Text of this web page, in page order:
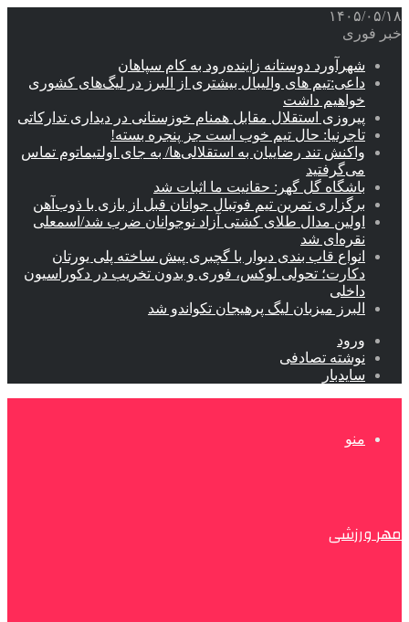
۱۴۰۵/۰۵/۱۸
خبر فوری
شهرآورد دوستانه زاینده‌رود به کام سپاهان
داعی:تیم های والیبال بیشتری از البرز در لیگ‌های کشوری
خواهیم داشت
پیروزی استقلال مقابل همنام خوزستانی در دیداری تدارکاتی
تاجرنیا: حال تیم خوب است جز پنجره بسته!
واکنش تند رضاییان به استقلالی‌ها/ به جای اولتیماتوم تماس
می‌گرفتید
باشگاه گل گهر: حقانیت ما اثبات شد
برگزاری تمرین تیم فوتبال جوانان قبل از بازی با ذوب‌آهن
اولین مدال طلای کشتی آزاد نوجوانان ضرب شد/اسمعلی
نقره‌ای شد
انواع قاب بندی دیوار با گچبری پیش ساخته پلی یورتان
دکارت؛ تحولی لوکس، فوری و بدون تخریب در دکوراسیون
داخلی
البرز میزبان لیگ پرهیجان تکواندو شد
ورود
نوشته تصادفی
سایدبار
منو
مهر ورزشی